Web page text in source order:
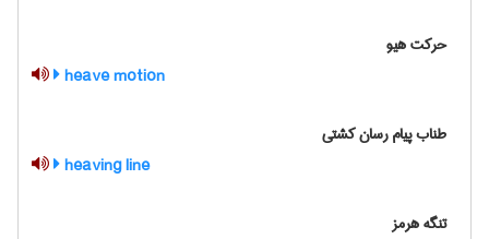
حرکت هیو
heave motion
طناب پیام رسان کشتی
heaving line
تنگه هرمز